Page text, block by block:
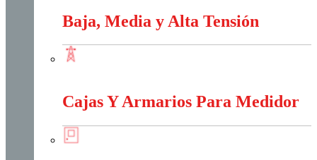
Baja, Media y Alta Tensión
Cajas Y Armarios Para Medidor